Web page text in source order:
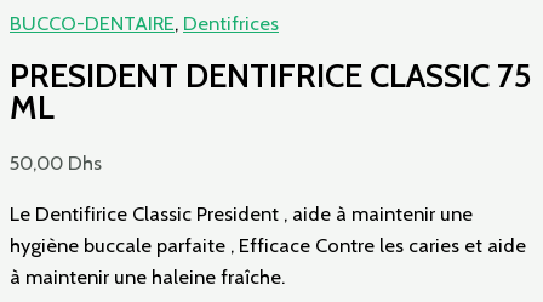
BUCCO-DENTAIRE, Dentifrices
PRESIDENT DENTIFRICE CLASSIC 75
ML
50,00 Dhs
Le Dentifirice Classic President , aide à maintenir une
hygiène buccale parfaite , Efficace Contre les caries et aide
à maintenir une haleine fraîche.